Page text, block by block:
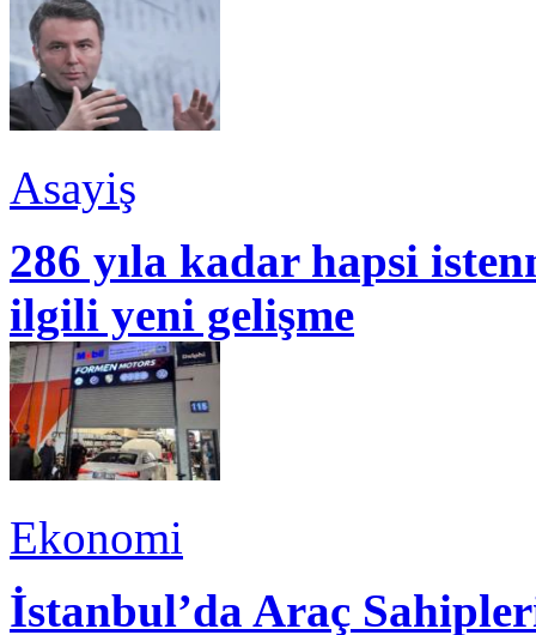
Asayiş
286 yıla kadar hapsi
ilgili yeni gelişme
Ekonomi
İstanbul’da Araç